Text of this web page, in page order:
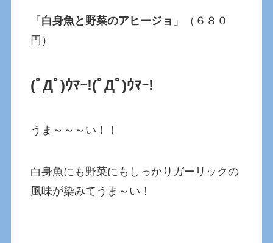
「 白身魚と野菜のアヒージョ 」（６８０
円）
(ﾟДﾟ)ｳﾏｰ!(ﾟДﾟ)ｳﾏｰ!
うま～～～い！！
白身魚にも野菜にもしっかりガーリックの
風味が染みてうま～い！